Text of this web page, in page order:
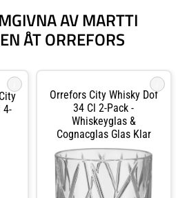
AV MARTTI
ÅT ORREFORS
4-
Orrefors City Whisky Dof
34 Cl 2-Pack -
Whiskeyglas &
Cognacglas Glas Klar